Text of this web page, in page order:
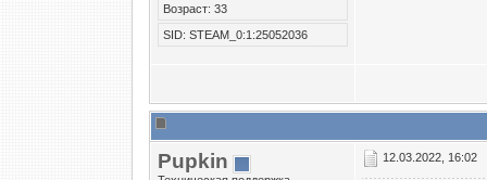
Возраст: 33
SID: STEAM_0:1:25052036
Puрkin 12.03.2022, 16:02